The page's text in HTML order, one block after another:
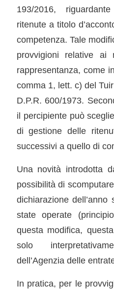
193/2016,
ritenute a titolo
competenza. Tale
provvigioni relative
rappresentanza, come
comma 1, lett. c) del
D.P.R. 600/1973.
il percipiente può
di gestione delle
successivi a quello di
Una novità introdotta
possibilità di
dichiarazione
state operate
questa modifica,
solo
dell’Agenzia delle
In pratica, per le